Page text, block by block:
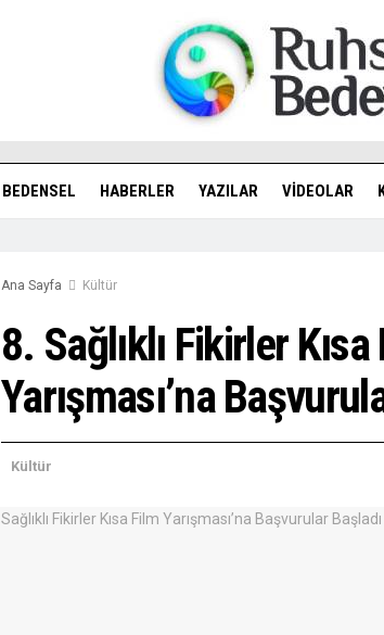
BEDENSEL HABERLER YAZILAR VIDEOLAR
Ana Sayfa Kültür
8. Sağlıklı Fikirler
Yarışması’na
Kültür